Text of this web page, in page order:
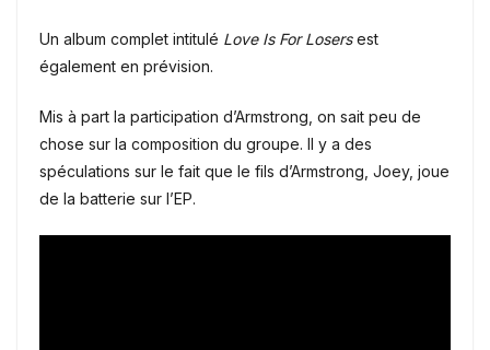
Un album complet intitulé Love Is For Losersest
également en prévision.
Mis à part la participation d’Armstrong, on sait peu de
chose sur la composition du groupe. Il y a des
spéculations sur le fait que le fils d’Armstrong, Joey, joue
de la batterie sur l’EP.